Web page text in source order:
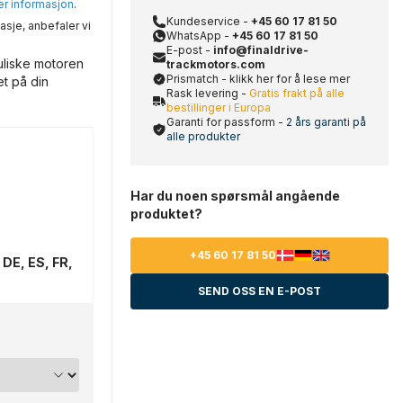
informasjon.
anbefaler vi
motoren
på din
ES, FR,
Kundeservice - +45 60 17 81 50
WhatsApp - +45 60 17 81 50
E-post - info@finaldrive-
trackmotors.com
Prismatch - klikk her for å lese mer
Rask levering - Gratis frakt på alle
bestillinger i Europa
Garanti for passform - 2 års garanti på
alle produkter
Har du noen spørsmål angående
produktet?
+45 60 17 81 50
SEND OSS EN E-POST